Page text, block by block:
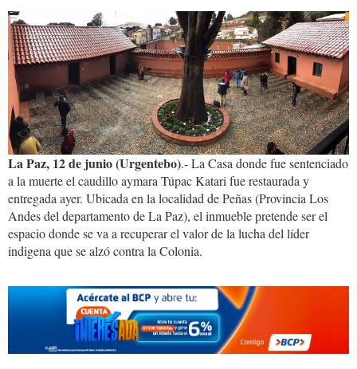
casa.tupac_.katari.jpeg
La Paz, 12 de junio (Urgentebo).- La Casa donde fue sentenciado
a la muerte el caudillo aymara Túpac Katari fue restaurada y
entregada ayer. Ubicada en la localidad de Peñas (Provincia Los
Andes del departamento de La Paz), el inmueble pretende ser el
espacio donde se va a recuperar el valor de la lucha del líder
indigena que se alzó contra la Colonia.